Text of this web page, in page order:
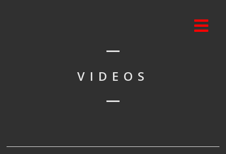
VIDEOS